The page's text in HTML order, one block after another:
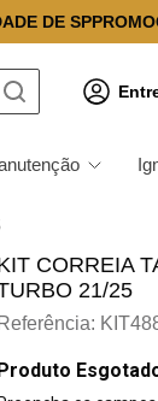
DE SP
CORREIA
21/25
Referência: